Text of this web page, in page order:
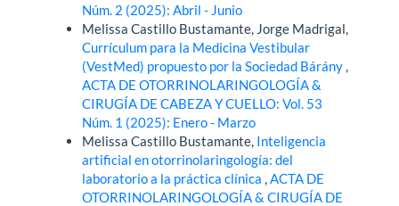
Núm. 2 (2025): Abril - Junio
Melissa Castillo Bustamante, Jorge Madrigal,
Currículum para la Medicina Vestibular
(VestMed) propuesto por la Sociedad Bárány
ACTA DE OTORRINOLARINGOLOGÍA &
CIRUGÍA DE CABEZA Y CUELLO: Vol. 53
Núm. 1 (2025): Enero - Marzo
Melissa Castillo Bustamante, Inteligencia
artificial en otorrinolaringología: del
laboratorio a la práctica clínica
ACTA DE
OTORRINOLARINGOLOGÍA & CIRUGÍA DE